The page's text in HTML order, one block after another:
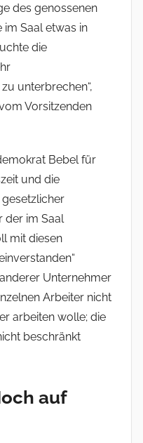
des genossenen
im Saal etwas in
die
unterbrechen“,
Vorsitzenden
Bebel für
und die
der im Saal
mit diesen
Unternehmer
Arbeiter nicht
arbeiten wolle; die
beschränkt
auf